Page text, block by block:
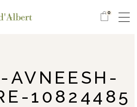
0
AVNEESH-
10824485